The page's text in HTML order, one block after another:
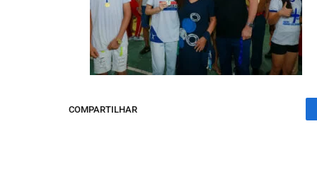
COMPARTILHAR